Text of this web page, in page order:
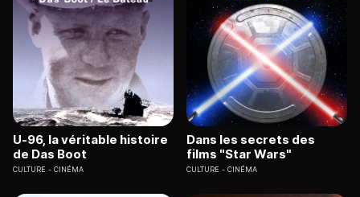
U-96, la véritable histoire
de Das Boot
CULTURE CINÉMA
Dans les secrets des
films "Star Wars"
CULTURE CINÉMA